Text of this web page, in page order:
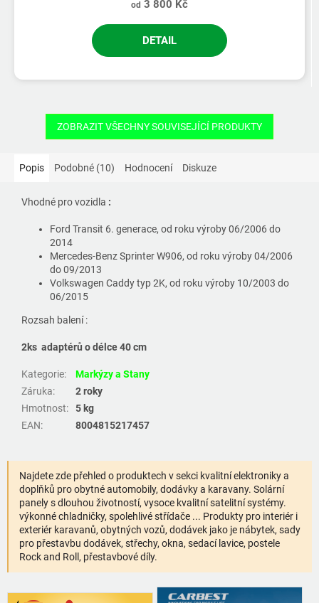
od 3 800 Kč
DETAIL
ZOBRAZIT VŠECHNY SOUVISEJÍCÍ PRODUKTY
Popis Podobné (10) Hodnocení Diskuze
Vhodné pro vozidla :
Ford Transit 6. generace, od roku výroby 06/2006 do
2014
Mercedes-Benz Sprinter W906, od roku výroby 04/2006
do 09/2013
Volkswagen Caddy typ 2K, od roku výroby 10/2003 do
06/2015
Rozsah balení :
2ks adaptérů o délce 40 cm
Kategorie:
Markýzy a Stany
Záruka:
2 roky
Hmotnost:
5 kg
EAN: 8004815217457
Najdete zde přehled o produktech v sekci kvalitní elektroniky a
doplňků pro obytné automobily, dodávky a karavany. Solární
panely s dlouhou životností, vysoce kvalitní satelitní systémy.
výkonné chladničky, spolehlivé střídače ... Produkty pro interiér i
exteriér karavanů, obytných vozů, dodávek jako je nábytek, sady
pro přestavbu dodávek, střechy, okna, sedací lavice, postele
Rock and Roll, přestavbové díly.